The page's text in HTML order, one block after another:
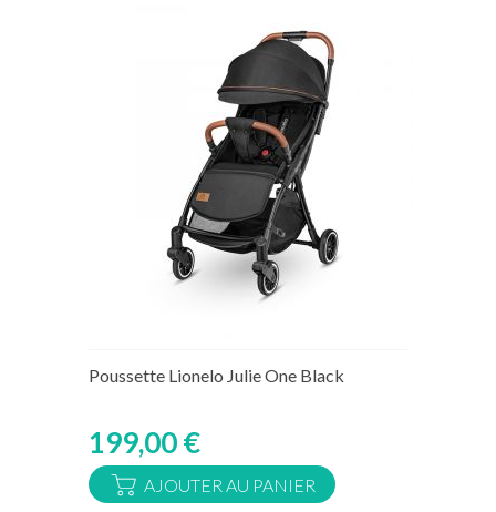
Poussette Lionelo Julie One Black
199,00 €
AJOUTER AU PANIER